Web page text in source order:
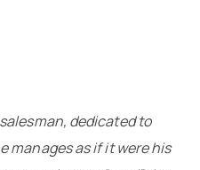
dedicated to
manages as if it were his